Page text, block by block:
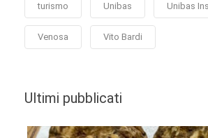
turismo Unibas Unibas
Venosa Vito Bardi
Ultimi pubblicati